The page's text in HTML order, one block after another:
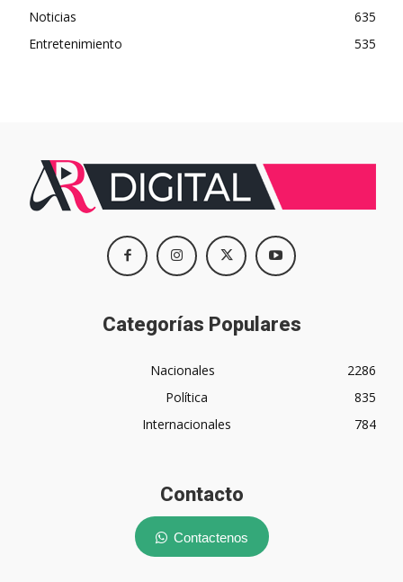
Noticias
635
Entretenimiento
535
Categorías Populares
Nacionales
2286
Política
835
Internacionales
784
Contacto
Contactenos